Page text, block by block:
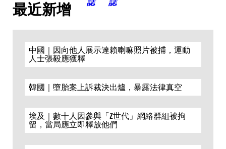
最近新增
中國｜因向他人展示達賴喇嘛照片被捕，運動
人士張毅應獲釋
韓國｜墮胎案上訴裁決出爐，暴露法律真空
埃及｜數十人因參與「Z世代」網絡群組被拘
留，當局應立即釋放他們